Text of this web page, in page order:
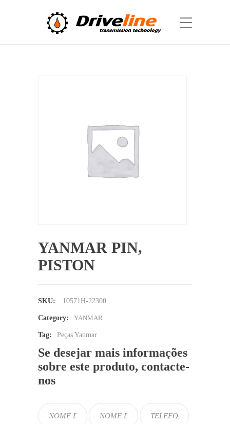
YANMAR PIN,
PISTON
SKU: 10571H-22300
Category: YANMAR
Tag: Peças Yanmar
Se desejar mais informações
sobre este produto, contacte-
nos